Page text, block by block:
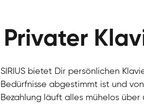
Privater
SIRIUS bietet Dir persönlichen
Bedürfnisse abgestimmt ist und
Bezahlung läuft alles mühelos